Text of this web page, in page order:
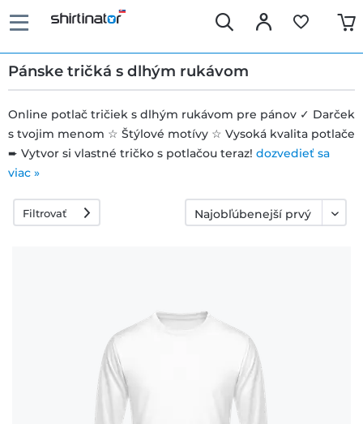
Pánske tričká s dlhým rukávom
Rýchle
30 dní
Online potlač tričiek s dlhým rukávom pre pánov ✓ Darček
s tvojim menom ☆ Štýlové motívy ☆ Vysoká kvalita potlače
➨ Vytvor si vlastné tričko s potlačou teraz! dozvedieť sa
viac »
Filtrovať